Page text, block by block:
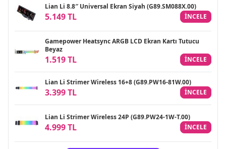
Lian Li 8.8″ Universal Ekran Siyah (G89.SM088X.00)
5.149 TL INCELE
Gamepower Heatsync ARGB LCD Ekran Kartı Tutucu
Beyaz
1.519 TL INCELE
Lian Li Strimer Wireless 16+8 (G89.PW16-81W.00)
3.399 TL INCELE
Lian Li Strimer Wireless 24P (G89.PW24-1W-T.00)
4.999 TL INCELE